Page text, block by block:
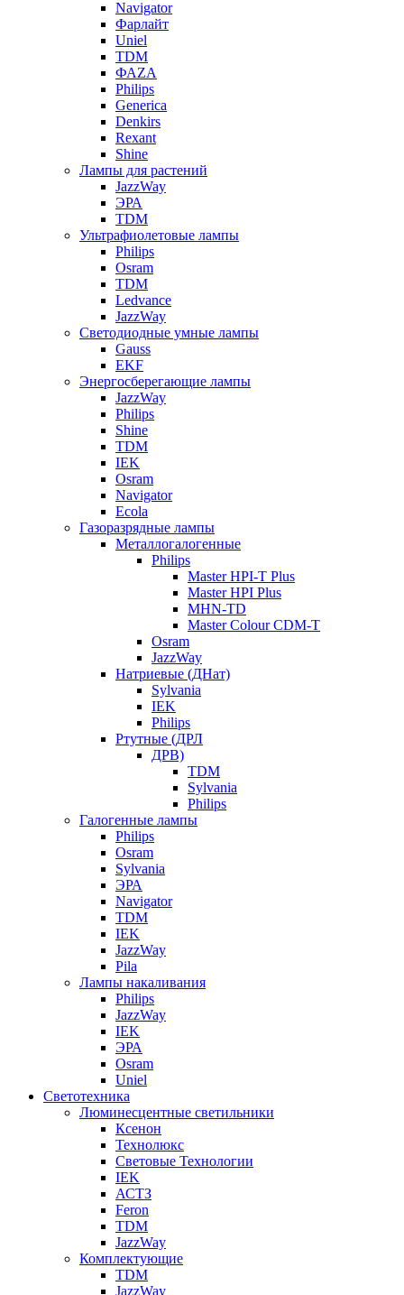
Navigator
Фарлайт
Uniel
TDM
ФАZА
Philips
Generica
Denkirs
Rexant
Shine
Лампы для растений
JazzWay
ЭРА
TDM
Ультрафиолетовые лампы
Philips
Osram
TDM
Ledvance
JazzWay
Светодиодные умные лампы
Gauss
EKF
Энергосберегающие лампы
JazzWay
Philips
Shine
TDM
IEK
Osram
Navigator
Ecola
Газоразрядные лампы
Металлогалогенные
Philips
Master HPI-T Plus
Master HPI Plus
MHN-TD
Master Colour CDM-T
Osram
JazzWay
Натриевые (ДНат)
Sylvania
IEK
Philips
Ртутные (ДРЛ
ДРВ)
TDM
Sylvania
Philips
Галогенные лампы
Philips
Osram
Sylvania
ЭРА
Navigator
TDM
IEK
JazzWay
Pila
Лампы накаливания
Philips
JazzWay
IEK
ЭРА
Osram
Uniel
Светотехника
Люминесцентные светильники
Ксенон
Технолюкс
Световые Технологии
IEK
АСТЗ
Feron
TDM
JazzWay
Комплектующие
TDM
JazzWay